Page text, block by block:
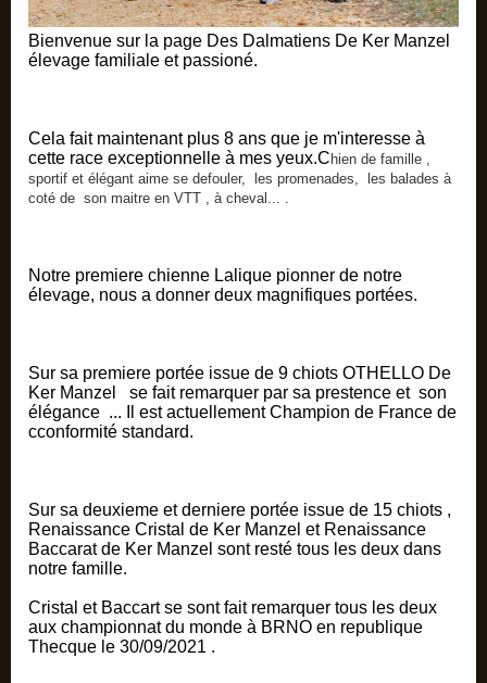
Bienvenue sur la page Des Dalmatiens De Ker Manzel
élevage familiale et passioné.
Cela fait maintenant plus 8 ans que je m'interesse à
cette race exceptionnelle à mes yeux.Chien de famille ,
sportif et élégant aime se defouler, les promenades, les balades à
coté de son maitre en VTT , à cheval... .
Notre premiere chienne Lalique pionner de notre
élevage, nous a donner deux magnifiques portées.
Sur sa premiere portée issue de 9 chiots OTHELLO De
Ker Manzel se fait remarquer par sa prestence et son
élégance ... Il est actuellement Champion de France de
cconformité standard.
Sur sa deuxieme et derniere portée issue de 15 chiots ,
Renaissance Cristal de Ker Manzel et Renaissance
Baccarat de Ker Manzel sont resté tous les deux dans
notre famille.
Cristal et Baccart se sont fait remarquer tous les deux
aux championnat du monde à BRNO en republique
Thecque le 30/09/2021 .